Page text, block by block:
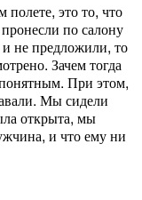
это то, что
по салону
не предложили, то
Зачем тогда
При этом,
Мы сидели
открыта, мы
и что ему ни